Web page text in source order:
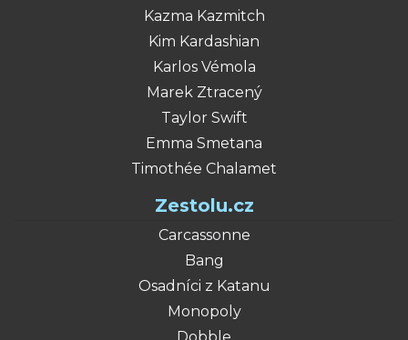
Kazma Kazmitch
Kim Kardashian
Karlos Vémola
Marek Ztracený
Taylor Swift
Emma Smetana
Timothée Chalamet
Zestolu.cz
Carcassonne
Bang
Osadníci z Katanu
Monopoly